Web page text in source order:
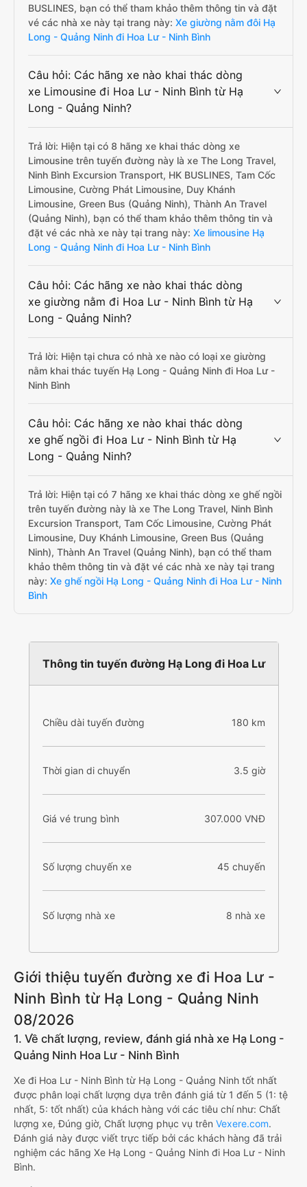
BUSLINES, bạn có thể tham khảo thêm thông tin và đặt
vé các nhà xe này tại trang này: Xe giường nằm đôi Hạ
Long - Quảng Ninh đi Hoa Lư - Ninh Bình
Câu hỏi: Các hãng xe nào khai thác dòng
xe Limousine đi Hoa Lư - Ninh Bình từ Hạ
Long - Quảng Ninh?
Trả lời: Hiện tại có 8 hãng xe khai thác dòng xe
Limousine trên tuyến đường này là xe The Long Travel,
Ninh Bình Excursion Transport, HK BUSLINES, Tam Cốc
Limousine, Cường Phát Limousine, Duy Khánh
Limousine, Green Bus (Quảng Ninh), Thành An Travel
(Quảng Ninh), bạn có thể tham khảo thêm thông tin và
đặt vé các nhà xe này tại trang này: Xe limousine Hạ
Long - Quảng Ninh đi Hoa Lư - Ninh Bình
Câu hỏi: Các hãng xe nào khai thác dòng
xe giường nằm đi Hoa Lư - Ninh Bình từ Hạ
Long - Quảng Ninh?
Trả lời: Hiện tại chưa có nhà xe nào có loại xe giường
nằm khai thác tuyến Hạ Long - Quảng Ninh đi Hoa Lư -
Ninh Bình
Câu hỏi: Các hãng xe nào khai thác dòng
xe ghế ngồi đi Hoa Lư - Ninh Bình từ Hạ
Long - Quảng Ninh?
Trả lời: Hiện tại có 7 hãng xe khai thác dòng xe ghế ngồi
trên tuyến đường này là xe The Long Travel, Ninh Bình
Excursion Transport, Tam Cốc Limousine, Cường Phát
Limousine, Duy Khánh Limousine, Green Bus (Quảng
Ninh), Thành An Travel (Quảng Ninh), bạn có thể tham
khảo thêm thông tin và đặt vé các nhà xe này tại trang
này: Xe ghế ngồi Hạ Long - Quảng Ninh đi Hoa Lư - Ninh
Bình
Thông tin tuyến đường Hạ Long đi Hoa Lư
Chiều dài tuyến đường 180 km
Thời gian di chuyển 3.5 giờ
Giá vé trung bình 307.000 VNĐ
Số lượng chuyến xe 45 chuyến
Số lượng nhà xe 8 nhà xe
Giới thiệu tuyến đường xe đi Hoa Lư -
Ninh Bình từ Hạ Long - Quảng Ninh
08/2026
1. Về chất lượng, review, đánh giá nhà xe Hạ Long -
Quảng Ninh Hoa Lư - Ninh Bình
Xe đi Hoa Lư - Ninh Bình từ Hạ Long - Quảng Ninh tốt nhất
được phân loại chất lượng dựa trên đánh giá từ 1 đến 5 (1: tệ
nhất, 5: tốt nhất) của khách hàng với các tiêu chí như: Chất
lượng xe, Đúng giờ, Chất lượng phục vụ trên Vexere.com.
Đánh giá này được viết trực tiếp bởi các khách hàng đã trải
nghiệm các hãng Xe Hạ Long - Quảng Ninh đi Hoa Lư - Ninh
Bình.